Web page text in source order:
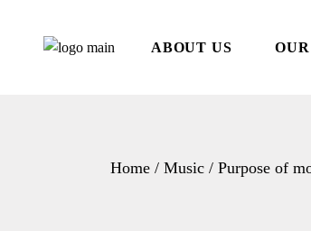
ABOUT US
Home Music Purpose of